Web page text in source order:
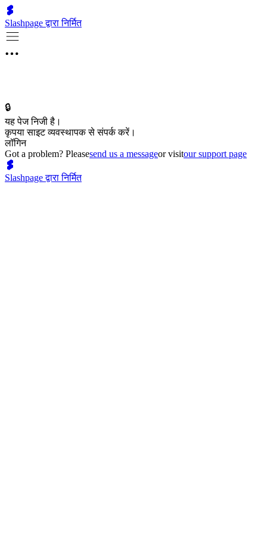
Slashpage द्वारा निर्मित
🔒
यह पेज निजी है।
कृपया साइट व्यवस्थापक से संपर्क करें।
लॉगिन
Got a problem? Pleasesend us a messageor visitour support page
Slashpage द्वारा निर्मित